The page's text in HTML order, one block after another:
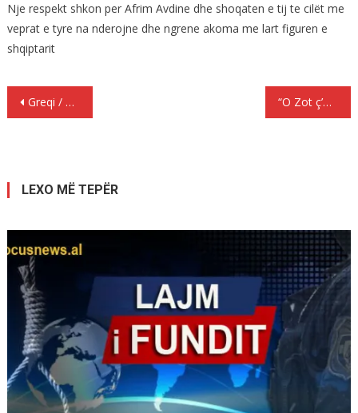
Nje respekt shkon per Afrim Avdine dhe shoqaten e tij te cilët me
veprat e tyre na nderojne dhe ngrene akoma me lart figuren e
shqiptarit
Lëvizje
Greqi / Tension në burgun Avlona me protagonist shqiptarë dhe afrikanë. “O Zot ç’më ka gjetur me këtë njeri”, nuk përmbahet Meta: Ky kërkon “Urdhërin e Tao-Spiropalit”
LEXO MË TEPËR